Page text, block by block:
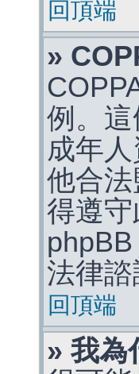
回頂端
»
例。
成年
他合
得遵
法律
回頂端
» 我為